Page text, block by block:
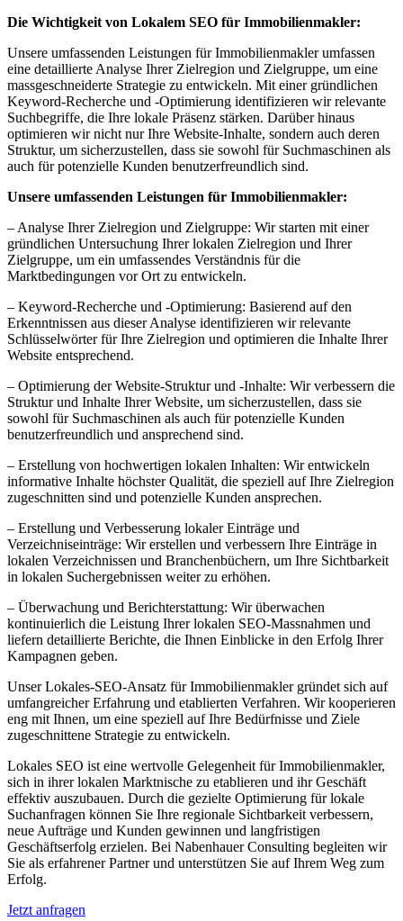
Die Wichtigkeit von Lokalem SEO für Immobilienmakler:
Unsere umfassenden Leistungen für Immobilienmakler umfassen
eine detaillierte Analyse Ihrer Zielregion und Zielgruppe, um eine
massgeschneiderte Strategie zu entwickeln. Mit einer gründlichen
Keyword-Recherche und -Optimierung identifizieren wir relevante
Suchbegriffe, die Ihre lokale Präsenz stärken. Darüber hinaus
optimieren wir nicht nur Ihre Website-Inhalte, sondern auch deren
Struktur, um sicherzustellen, dass sie sowohl für Suchmaschinen als
auch für potenzielle Kunden benutzerfreundlich sind.
Unsere umfassenden Leistungen für Immobilienmakler:
– Analyse Ihrer Zielregion und Zielgruppe: Wir starten mit einer
gründlichen Untersuchung Ihrer lokalen Zielregion und Ihrer
Zielgruppe, um ein umfassendes Verständnis für die
Marktbedingungen vor Ort zu entwickeln.
– Keyword-Recherche und -Optimierung: Basierend auf den
Erkenntnissen aus dieser Analyse identifizieren wir relevante
Schlüsselwörter für Ihre Zielregion und optimieren die Inhalte Ihrer
Website entsprechend.
– Optimierung der Website-Struktur und -Inhalte: Wir verbessern die
Struktur und Inhalte Ihrer Website, um sicherzustellen, dass sie
sowohl für Suchmaschinen als auch für potenzielle Kunden
benutzerfreundlich und ansprechend sind.
– Erstellung von hochwertigen lokalen Inhalten: Wir entwickeln
informative Inhalte höchster Qualität, die speziell auf Ihre Zielregion
zugeschnitten sind und potenzielle Kunden ansprechen.
– Erstellung und Verbesserung lokaler Einträge und
Verzeichniseinträge: Wir erstellen und verbessern Ihre Einträge in
lokalen Verzeichnissen und Branchenbüchern, um Ihre Sichtbarkeit
in lokalen Suchergebnissen weiter zu erhöhen.
– Überwachung und Berichterstattung: Wir überwachen
kontinuierlich die Leistung Ihrer lokalen SEO-Massnahmen und
liefern detaillierte Berichte, die Ihnen Einblicke in den Erfolg Ihrer
Kampagnen geben.
Unser Lokales-SEO-Ansatz für Immobilienmakler gründet sich auf
umfangreicher Erfahrung und etablierten Verfahren. Wir kooperieren
eng mit Ihnen, um eine speziell auf Ihre Bedürfnisse und Ziele
zugeschnittene Strategie zu entwickeln.
Lokales SEO ist eine wertvolle Gelegenheit für Immobilienmakler,
sich in ihrer lokalen Marktnische zu etablieren und ihr Geschäft
effektiv auszubauen. Durch die gezielte Optimierung für lokale
Suchanfragen können Sie Ihre regionale Sichtbarkeit verbessern,
neue Aufträge und Kunden gewinnen und langfristigen
Geschäftserfolg erzielen. Bei Nabenhauer Consulting begleiten wir
Sie als erfahrener Partner und unterstützen Sie auf Ihrem Weg zum
Erfolg.
Jetzt anfragen